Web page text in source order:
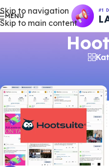
Skip to navigation
Skip to main content
MENU